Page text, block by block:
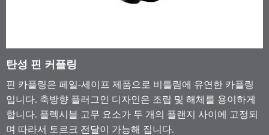
탄성 핀 커플링
핀 카플링은 페일-세이프 제품으로 비틀림에 유연한 카플링
입니다. 축방향 플러그인 디자인은 조립 및 해체를 용이하게
합니다. 플렉시블 고무 요소가 두 개의 플랜지 사이에 고정되
며 따라서 토르크 전달이 가능해 집니다.